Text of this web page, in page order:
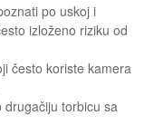
po uskoj i
izloženo riziku od
često koriste kamera
torbicu sa